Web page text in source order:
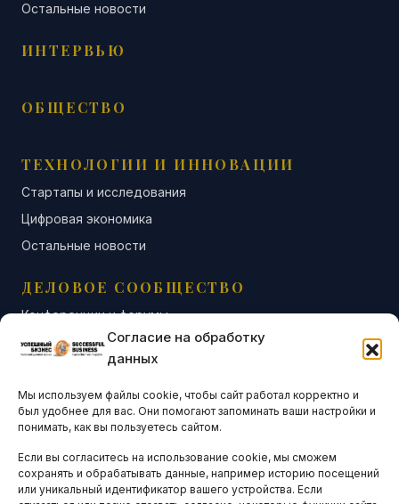
Согласие на обработку
данных
Мы используем файлы cookie, чтобы сайт работал корректно и
был удобнее для вас. Они помогают запоминать ваши настройки и
понимать, как вы пользуетесь сайтом.
Если вы согласитесь на использование cookie, мы сможем
сохранять и обрабатывать данные, например историю посещений
или уникальный идентификатор вашего устройства. Если
Остальные новости
ИНТЕРВЬЮ
ОБЩЕСТВО
ТЕХНОЛОГИИ И ИННОВАЦИИ
Стартапы и исследования
Цифровая экономика
Остальные новости
ДЕЛОВОЕ СООБЩЕСТВО
Конференции и форумы
Бизнес-клубы и ассоциации
Остальные новости
АНАЛИТИКА И СТАТИСТИКА
ARTICLES IN ENGLISH